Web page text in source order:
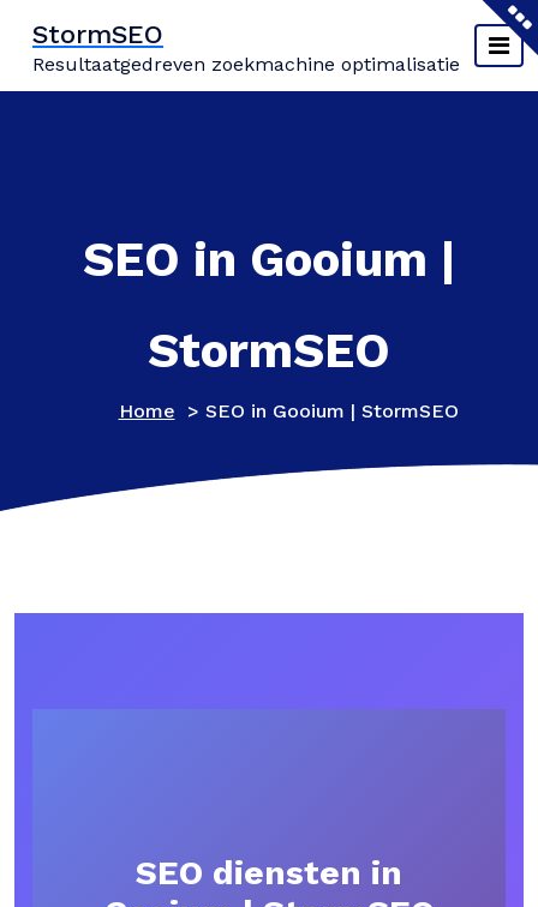
inhoud
springen
StormSEO
Resultaatgedreven zoekmachine optimalisatie
SEO in Gooium |
StormSEO
Home > SEO in Gooium | StormSEO
SEO diensten in